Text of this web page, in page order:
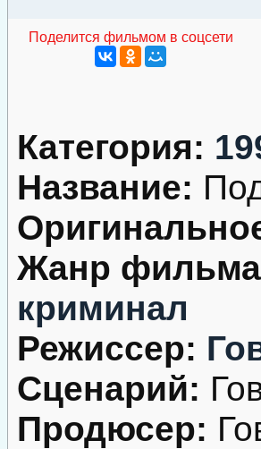
Поделится фильмом в соцсети
Категория:
Название:
Жанр
криминал
Режиссер:
Сценарий:
Продюсер: